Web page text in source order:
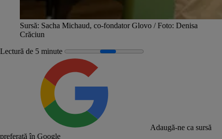
Sursă: Sacha Michaud, co-fondator Glovo / Foto: Denisa
Crăciun
Lectură de 5 minute
Adaugă-ne ca sursă
preferată în Google